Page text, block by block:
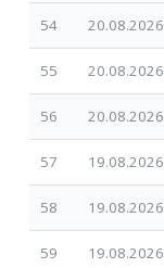
54 20.08.2026
55 20.08.2026
56 20.08.2026
57 19.08.2026
58 19.08.2026
59 19.08.2026